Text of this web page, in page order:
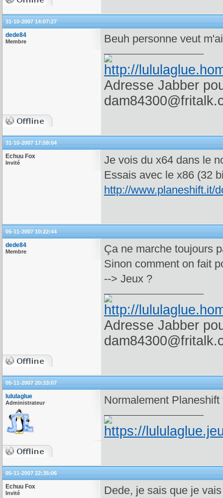
31-10-2007 14:07:27
dede84
Membre Beuh personne veut
Adresse Jabber
31-10-2007 17:59:04
Echuu Fox
Invité
Je vois du x64 dans le
Essais avec le x86 (32
http://www.planeshift.it/
05-11-2007 10:22:44
dede84
Membre
Ça ne marche toujours
Sinon comment on fait
--> Jeux ?
Adresse Jabber
05-11-2007 20:33:07
lululaglue
Administrateur Normalement
05-11-2007 22:35:06
Echuu Fox
Invité
Dede, je sais que je